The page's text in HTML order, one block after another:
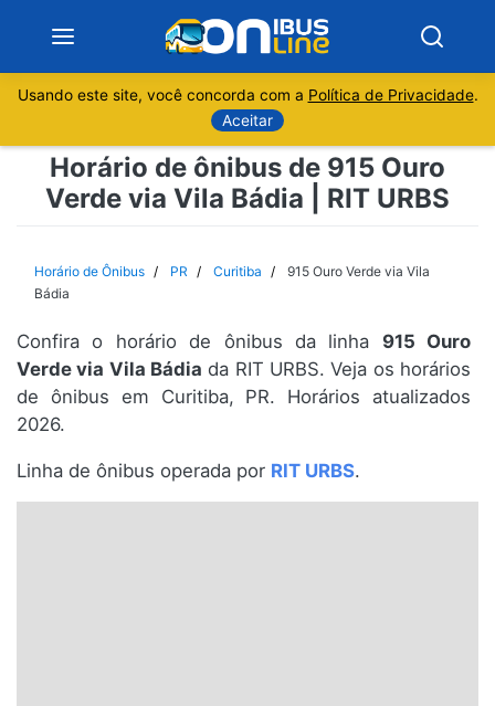
Sobre
São Paulo
Rio de Janeiro
Espírito Santo
Paraná
Usando este site, você concorda com a Política de Privacidade.
Aceitar
Horário de ônibus de 915 Ouro
Verde via Vila Bádia | RIT URBS
Horário de Ônibus PR Curitiba
915 Ouro Verde via Vila
Bádia
Confira o horário de ônibus da linha 915 Ouro
Verde via Vila Bádia da RIT URBS. Veja os horários
de ônibus em Curitiba, PR. Horários atualizados
2026.
Linha de ônibus operada por RIT URBS.